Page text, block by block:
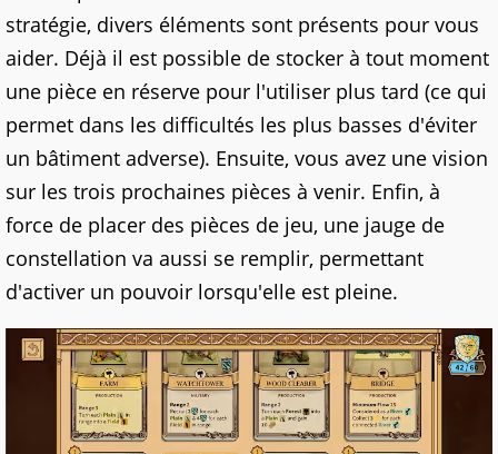
stratégie, divers éléments sont présents pour vous
aider. Déjà il est possible de stocker à tout moment
une pièce en réserve pour l'utiliser plus tard (ce qui
permet dans les difficultés les plus basses d'éviter
un bâtiment adverse). Ensuite, vous avez une vision
sur les trois prochaines pièces à venir. Enfin, à
force de placer des pièces de jeu, une jauge de
constellation va aussi se remplir, permettant
d'activer un pouvoir lorsqu'elle est pleine.